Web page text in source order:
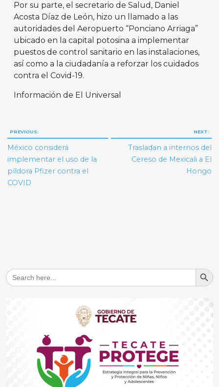
Por su parte, el secretario de Salud, Daniel
Acosta Díaz de León, hizo un llamado a las
autoridades del Aeropuerto “Ponciano Arriaga”
ubicado en la capital potosina a implementar
puestos de control sanitario en las instalaciones,
así como a la ciudadanía a reforzar los cuidados
contra el Covid-19.
Información de El Universal
Navegación
de
entradas
PREVIOUS:
México considerá
implementar el uso de la
píldora Pfizer contra el
COVID
NEXT:
Trasladan a internos del
Cereso de Mexicali a El
Hongo
Search
for:
Search